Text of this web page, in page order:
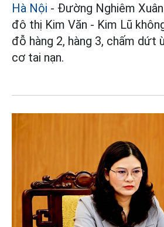
Hà Nội - Đường Nghiêm
đô thị Kim Văn - Kim Lũ
đỗ hàng 2, hàng 3, chấm dứt
cơ tai nạn.